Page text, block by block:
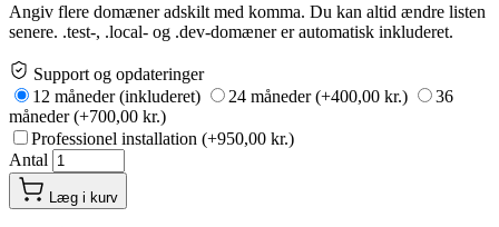
Angiv flere domæner adskilt med komma. Du kan altid ændre listen
senere. .test-, .local- og .dev-domæner er automatisk inkluderet.
Support og opdateringer
12 måneder (inkluderet)
24 måneder (+400,00 kr.)
36
måneder (+700,00 kr.)
Professionel installation (+950,00 kr.)
Antal
Læg i kurv